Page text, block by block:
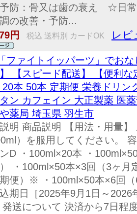
防：骨又は歯の衰え ☆日常
の改善・予防...
円
税込 送料別 カードOK レビ
「ファイトイッパーツ」でお
【スピード配送】 【便利
20本 50本 定期便 栄養ドリン
ン カフェイン 大正製薬 医
薬局 埼玉県 羽生市
明 商品説明 【用法・用量
）を服用してください。
D ・100ml×20本 ・
・100ml×50本×3回（3ヶ月
期便）※ ・100ml×50本×6回
期日［2025年9月1日～
発送について 決済から7日程